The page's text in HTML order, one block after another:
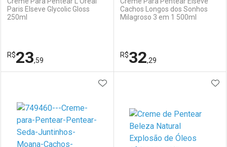
Comprar sem Desconto
Por R$ 33,59/cada
Por R$ 33,59/cada
Ativar Desconto
Comprar sem Desconto
Por R$ 51,93/cada
Por R$ 51,93/cada
Paris Elseve Glycolic Gloss
250ml
R$23,59
Laboratório
Por Menos
Cachos Longos dos Sonhos
Milagroso 3 em 1 500ml
R$32,29
Laboratório
Por Menos
ADICIONAR AOS FAVORITOS